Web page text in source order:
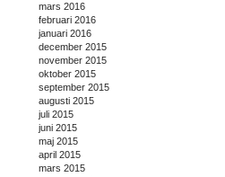
mars 2016
februari 2016
januari 2016
december 2015
november 2015
oktober 2015
september 2015
augusti 2015
juli 2015
juni 2015
maj 2015
april 2015
mars 2015